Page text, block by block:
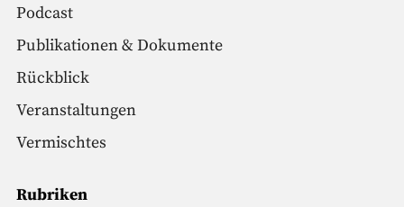
Podcast
Publikationen & Dokumente
Rückblick
Veranstaltungen
Vermischtes
Rubriken